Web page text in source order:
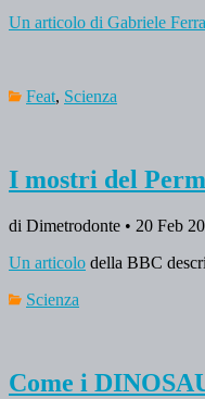
Un articolo di Gabriele
Feat, Scienza
I mostri del
di Dimetrodonte • 20 Feb
Un articolo della BBC
Scienza
Come i